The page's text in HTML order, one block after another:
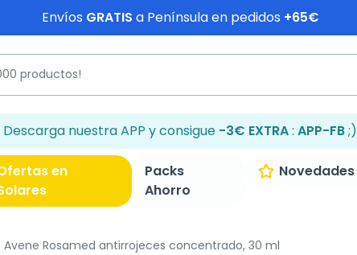
Envíos GRATIS a Península en pedidos +65€
Descarga nuestra APP y consigue -3€ EXTRA: APP-FB;)
en
Packs
Ahorro
Novedades
Avene Rosamed antirrojeces concentrado, 30 ml